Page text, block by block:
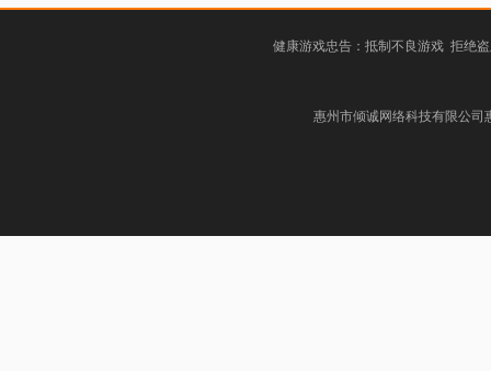
健康游戏忠告：抵制不良游戏 拒绝
惠州市倾诚网络科技有限公司